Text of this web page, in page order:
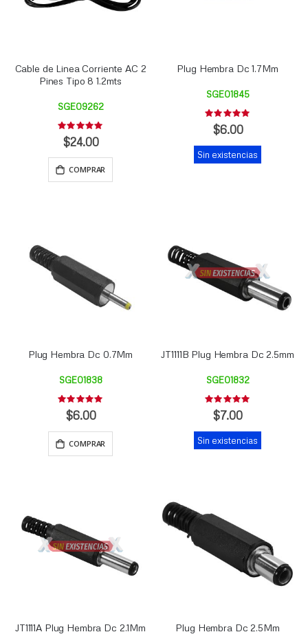
Cable de Linea Corriente AC 2
Pines Tipo 8 1.2mts
SGE09262
Rating:
0%
$24.00
COMPRAR
Plug Hembra Dc 1.7Mm
SGE01845
Rating:
0%$6.00
Sin existencias
Plug Hembra Dc 0.7Mm
SGE01838
Rating:
0%$6.00
COMPRAR
JT1111B Plug Hembra Dc 2.5mm
SGE01832
Rating:
0%$7.00
Sin existencias
JT1111A Plug Hembra Dc 2.1Mm Plug Hembra Dc 2.5Mm